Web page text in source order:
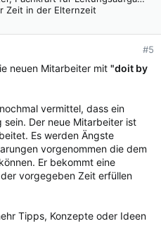
Zeit in der Elternzeit
#5
neuen Mitarbeiter mit "doit by
vermittel, dass ein
sein. Der neue Mitarbeiter ist
Es werden Ängste
vorgenommen die dem
Er bekommt eine
vorgegeben Zeit erfüllen
Tipps, Konzepte oder Ideen